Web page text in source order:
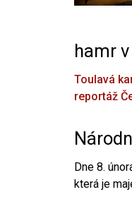
hamr
Toulavá
reportáž
Dne 8.
která je